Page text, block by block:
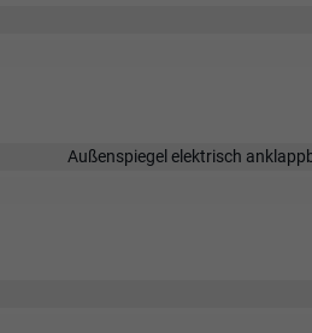
Außenspiegel elektrisch